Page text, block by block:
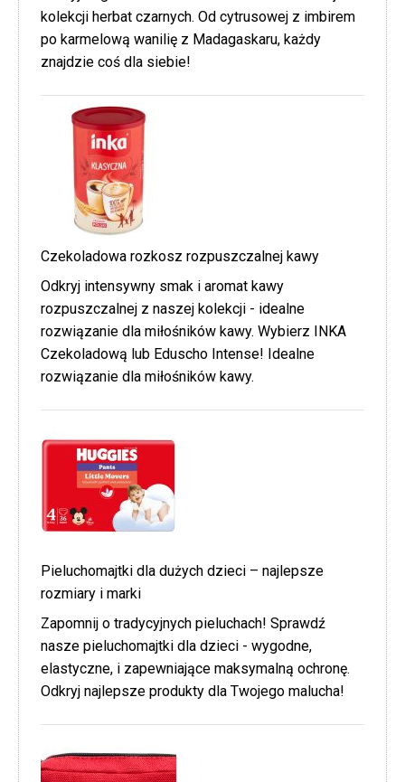
kolekcji herbat czarnych. Od cytrusowej z imbirem
po karmelową wanilię z Madagaskaru, każdy
znajdzie coś dla siebie!
Czekoladowa rozkosz rozpuszczalnej kawy
Odkryj intensywny smak i aromat kawy
rozpuszczalnej z naszej kolekcji - idealne
rozwiązanie dla miłośników kawy. Wybierz INKA
Czekoladową lub Eduscho Intense! Idealne
rozwiązanie dla miłośników kawy.
Pieluchomajtki dla dużych dzieci – najlepsze
rozmiary i marki
Zapomnij o tradycyjnych pieluchach! Sprawdź
nasze pieluchomajtki dla dzieci - wygodne,
elastyczne, i zapewniające maksymalną ochronę.
Odkryj najlepsze produkty dla Twojego malucha!